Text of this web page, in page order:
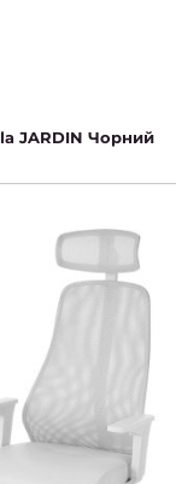
JARDIN Чорний